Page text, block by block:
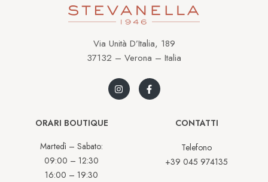
Via Unità D’Italia, 189
37132 – Verona – Italia
ORARI BOUTIQUE
Martedì – Sabato:
09:00 – 12:30
16:00 – 19:30
CONTATTI
Telefono
+39 045 974135